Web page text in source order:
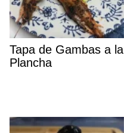
Tapa de Gambas a la
Plancha